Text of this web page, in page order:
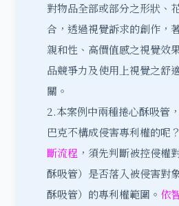
對物品全部或部分之形狀、
合，透過視覺訴求的創作，
親和性、高價值感之視覺效
品競爭力及使用上視覺之舒
關。
2.本案例中兩種捲心酥吸管
巴克不構成侵害專利權的呢？
斷流程 ，須先判斷被控侵權
酥吸管）是否落入被侵害對
酥吸管）的專利權範圍。 依